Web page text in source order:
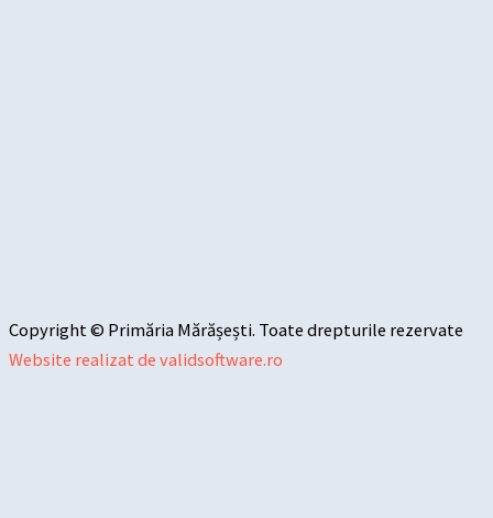
Copyright © Primăria Mărășești. Toate drepturile rezervate
Website realizat de validsoftware.ro